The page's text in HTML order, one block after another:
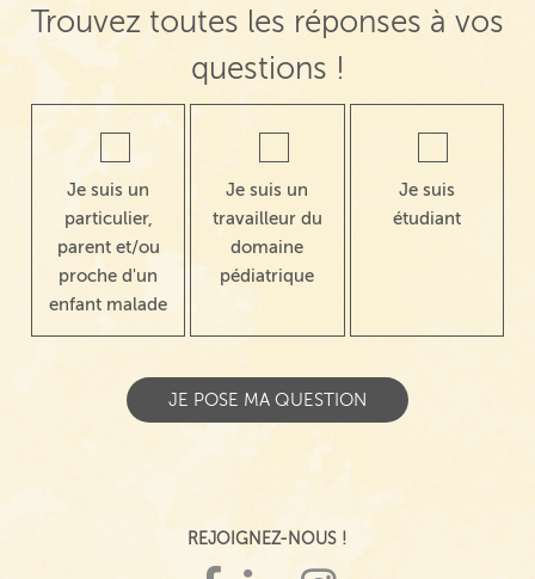
Trouvez toutes les réponses à vos
questions !
Je suis un
particulier,
parent et/ou
proche d'un
enfant malade
Je suis un
travailleur du
domaine
pédiatrique
Je suis
étudiant
REJOIGNEZ-NOUS !